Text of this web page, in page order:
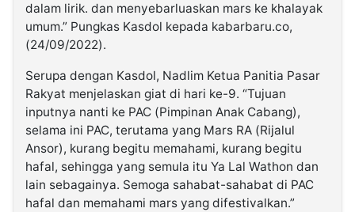
dalam lirik. dan menyebarluaskan mars ke khalayak
umum.” Pungkas Kasdol kepada kabarbaru.co,
(24/09/2022).
Serupa dengan Kasdol, Nadlim Ketua Panitia Pasar
Rakyat menjelaskan giat di hari ke-9. “Tujuan
inputnya nanti ke PAC (Pimpinan Anak Cabang),
selama ini PAC, terutama yang Mars RA (Rijalul
Ansor), kurang begitu memahami, kurang begitu
hafal, sehingga yang semula itu Ya Lal Wathon dan
lain sebagainya. Semoga sahabat-sahabat di PAC
hafal dan memahami mars yang difestivalkan.”